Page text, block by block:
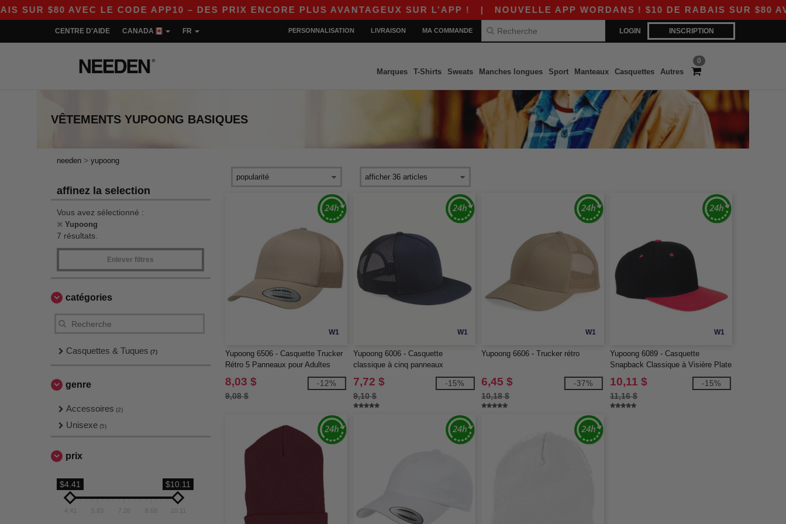
$80 AVEC LE CODE APP10 – DES PRIX ENCORE PLUS AVANTAGEUX SUR L’APP !| NOUVELLE APP WORDANS ! $10 DE RABAIS SUR $80
LOGIN INSCRIPTION
CENTRE D'AIDE CANADA FR PERSONNALISATION LIVRAISON MA COMMANDE
0
Marques T-Shirts Sweats Manches longues Sport Manteaux Casquettes Autres
VÊTEMENTS YUPOONG BASIQUES
needen > yupoong
affinez la selection
Vous avez sélectionné :
Yupoong
7 résultats.
Enlever filtres
catégories
Casquettes & Tuques (7)
genre
Accessoires (2)
Unisexe (5)
prix
$4.41 $10.11
4.41 5.83
W1
Yupoong 6506 - Casquette Trucker
Rétro 5 Panneaux pour Adultes
8,03 $
9,08 $
-12%
W1
Yupoong 6006 - Casquette
classique à cinq panneaux
7,72 $
9,10 $
-15%
W1
Yupoong 6606 - Trucker rétro
6,45 $
10,18 $
-37%
W1
Yupoong 6089 - Casquette
Snapback Classique à Visière Plate
Structurée à 6 Panneaux
10,11 $
11,16 $
-15%